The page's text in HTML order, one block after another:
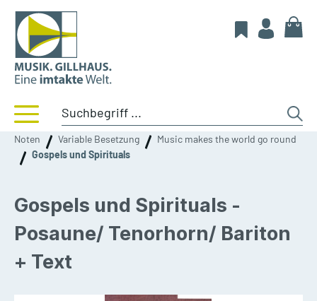
Noten Variable Besetzung
Music makes the world go round
Gospels und Spirituals
Gospels und Spirituals -
Posaune/ Tenorhorn/ Bariton
+ Text